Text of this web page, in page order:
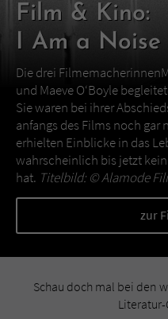
Film & Kino:
I Am a Noise
Die drei
und Maeve O‘Boyle
Sie waren bei ihrer
anfangs des Films noch
erhielten Einblicke in das
wahrscheinlich bis jetzt
hat. Titelbild: ©Alamode
zur
Schau doch mal bei den